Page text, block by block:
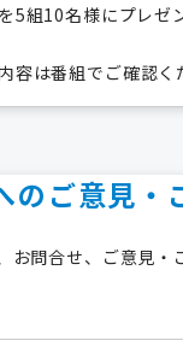
5組10名様にプレゼ
容は番組でご確認く
のご意見・
お問合せ、ご意見・